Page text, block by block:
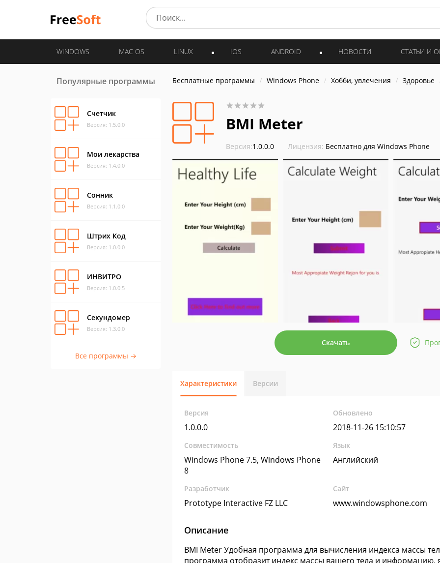
WINDOWS MAC OS LINUX IOS ANDROID НОВОСТИ СТАТЬИ И
Популярные программы
Счетчик
Версия: 1.5.0.0
Мои лекарства
Версия: 1.4.0.0
Сонник
Версия: 1.1.0.0
Штрих Код
Версия: 1.0.0.0
ИНВИТРО
Версия: 1.0.0.5
Секундомер
Версия: 1.3.0.0
Все программы →
Бесплатные программы Windows Phone Хобби, увлечения Здоровье
BMI Meter
Версия:1.0.0.0 Лицензия: Бесплатно для Windows Phone
Скачать
Характеристики Версии
Версия
1.0.0.0
Обновлено
2018-11-26 15:10:57
Совместимость
Windows Phone 7.5, Windows Phone
8
Язык
Английский
Разработчик
Prototype Interactive FZ LLC
Сайт
www.windowsphone.com
Описание
BMI Meter Удобная программа для вычисления индекса массы
программа отобразит индекс массы вашего тела и информацию,